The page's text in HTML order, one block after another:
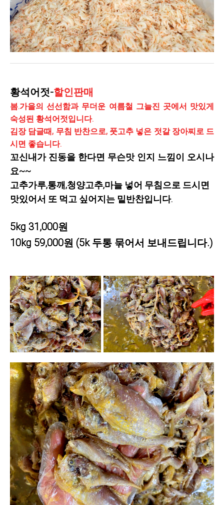
황석어젓-할인판매
봄.가을의 선선함과 무더운 여름철 그늘진 곳에서 맛있게
숙성된 황석어젓입니다.
김장 담글때, 무침 반찬으로, 풋고추 넣은 젓갈 장아찌로 드
시면 좋습니다.
꼬신내가 진동을 한다면 무슨맛 인지 느낌이 오시나
요~~
고추가루,통깨,청양고추,마늘 넣어 무침으로 드시면
맛있어서 또 먹고 싶어지는 밑반찬입니다.
5kg 31,000원
10kg 59,000원 (5k 두통 묶어서 보내드립니다.)